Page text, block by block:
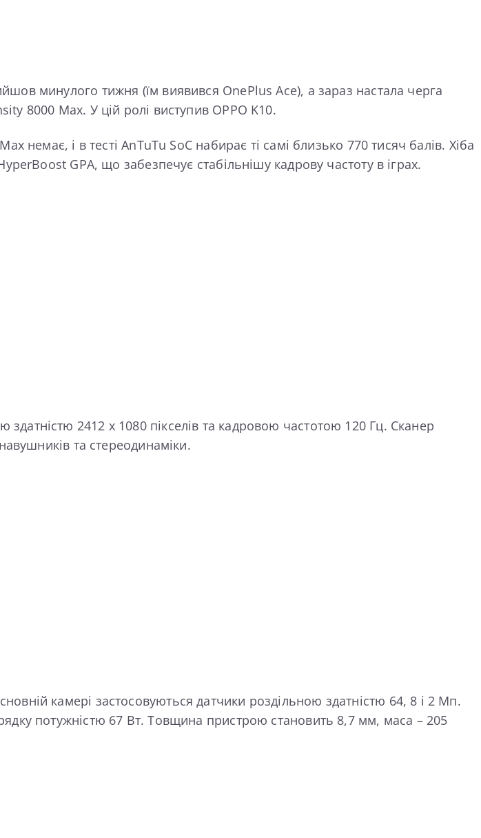
минулого тижня (їм виявився OnePlus Ace), а зараз настала черга
8000 Max. У цій ролі виступив OPPO K10.
немає, і в тесті AnTuTu SoC набирає ті самі близько 770 тисяч балів. Хіба
GPA, що забезпечує стабільнішу кадрову частоту в іграх.
2412 х 1080 пікселів та кадровою частотою 120 Гц. Сканер
та стереодинаміки.
камері застосовуються датчики роздільною здатністю 64, 8 і 2 Мп.
потужністю 67 Вт. Товщина пристрою становить 8,7 мм, маса – 205